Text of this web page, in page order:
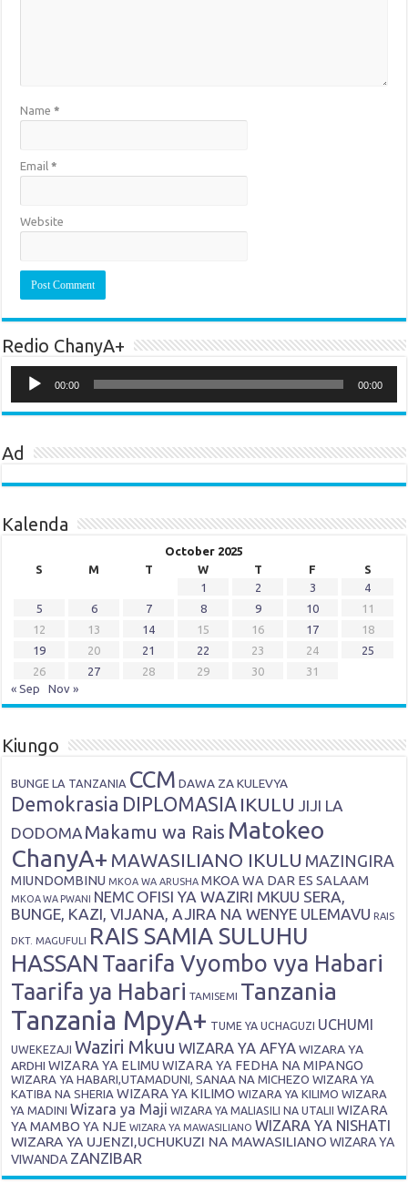
Name*
Email*
Website
Redio ChanyA+
Player
00:00 00:00
Ad
Kalenda
October 2025
S
M T W T F
S
1
2 3
4
5
6 7 8 9 10
11
12
13 14 15 16 17
18
19
20 21 22 23 24
25
26
27 28 29 30
31
« Sep
Nov »
Kiungo
BUNGE LA TANZANIA CCM DAWA ZA KULEVYA
Demokrasia DIPLOMASIA IKULU JIJI LA
DODOMA Makamu wa Rais Matokeo
ChanyA+ MAWASILIANO IKULU MAZINGIRA
MIUNDOMBINU MKOA WA ARUSHA MKOA WA DAR ES SALAAM
MKOA WA PWANI NEMC OFISI YA WAZIRI MKUU SERA,
BUNGE, KAZI, VIJANA, AJIRA NA WENYE ULEMAVU RAIS
DKT. MAGUFULI RAIS SAMIA SULUHU
HASSAN Taarifa Vyombo vya Habari
Taarifa ya Habari TAMISEMI Tanzania
Tanzania MpyA+ TUME YA UCHAGUZI UCHUMI
UWEKEZAJI Waziri Mkuu WIZARA YA AFYA WIZARA YA
ARDHI WIZARA YA ELIMU WIZARA YA FEDHA NA MIPANGO
WIZARA YA HABARI,UTAMADUNI, SANAA NA MICHEZO WIZARA YA
KATIBA NA SHERIA WIZARA YA KILIMO WIZARA YA KILIMO WIZARA
YA MADINI Wizara ya Maji WIZARA YA MALIASILI NA UTALII WIZARA
YA MAMBO YA NJE WIZARA YA MAWASILIANO WIZARA YA NISHATI
WIZARA YA UJENZI,UCHUKUZI NA MAWASILIANO WIZARA YA
VIWANDA ZANZIBAR